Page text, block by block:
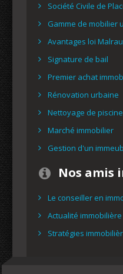
Société Civile de
Gamme de mobilier
Avantages loi
Signature de bail
Premier achat
Rénovation urbaine
Nettoyage de piscine
Marché immobilier
Gestion d'un
Nos amis
Le conseiller en
Actualité immobilière
Stratégies